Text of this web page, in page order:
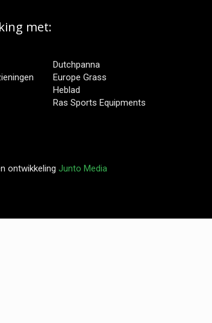
met:
Dutchpanna
Europe Grass
Heblad
Ras Sports Equipments
ontwikkeling Junto Media